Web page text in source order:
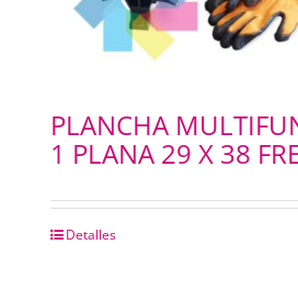
PLANCHA
1 PLANA 29 X 38
Detalles